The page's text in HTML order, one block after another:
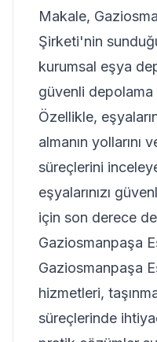
Makale,
Şirketi'nin
kurumsal eşya
güvenli depolama
Özellikle,
almanın yollarını
süreçlerini
eşyalarınızı
için son derece
Gaziosmanpaşa
Gaziosmanpaşa
hizmetleri,
süreçlerinde